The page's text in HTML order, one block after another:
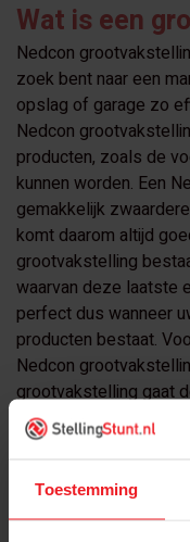
Toestemming
Wat is een
Nedcon
zoek bent naar een
opslag of garage zo
Nedcon
producten, zoals de
kunnen worden. Een
gemakkelijk
komt daarom altijd
grootvakstelling
waarvan deze laatste
perfect dus wanneer
producten bestaat.
Nedcon
grootvakstelling gaat
meters in uw
mogelijk producten kan
Soorten